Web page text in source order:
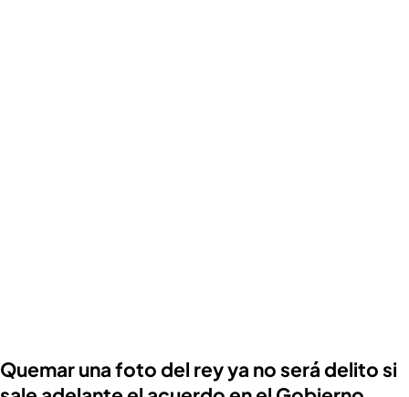
Quemar una foto del rey ya no será delito si